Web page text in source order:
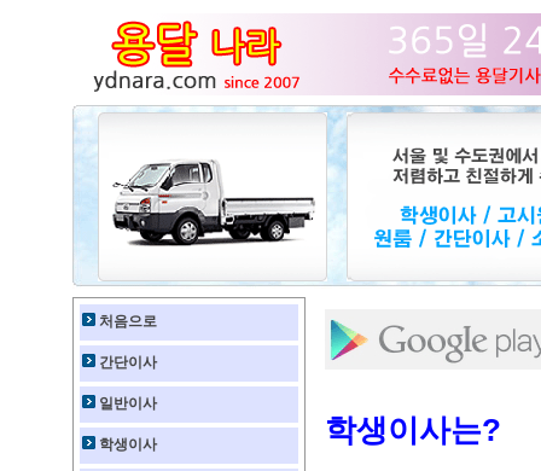
처음으로
간단이사
일반이사
학생이사 학생이사는?